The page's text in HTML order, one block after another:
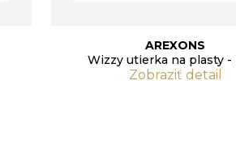
AREXONS
Wizzy utierka na plasty -
Zobraziť detail